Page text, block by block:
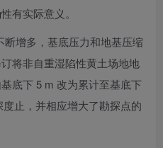
有实际意义。
增多，基底压力和地基压缩
将非自重湿陷性黄土场地地
底下 5 m 改为累计至基底下
止，并相应增大了勘探点的